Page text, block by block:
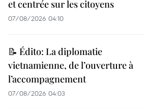
et centrée sur les citoyens
07/08/2026 04:10
📝 Édito: La diplomatie
vietnamienne, de l’ouverture à
l’accompagnement
07/08/2026 04:03